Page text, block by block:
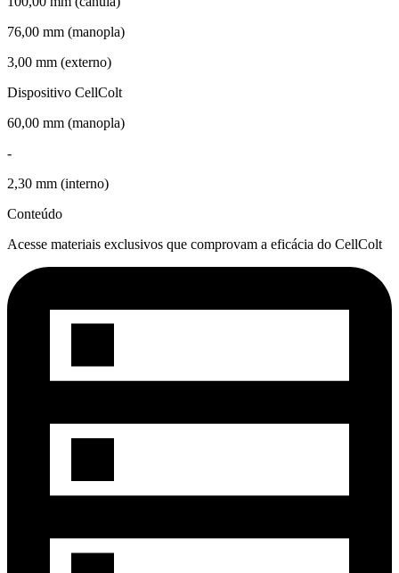
76,00 mm (manopla)
3,00 mm (externo)
Dispositivo CellColt
60,00 mm (manopla)
-
2,30 mm (interno)
Conteúdo
Acesse materiais exclusivos que comprovam a eficácia do CellColt